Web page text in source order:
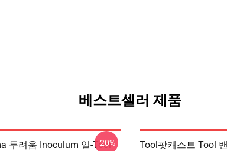
베스트셀러 제품
두려움 Inoculum 일-Tool
-20% Tool팟캐스트 Tool